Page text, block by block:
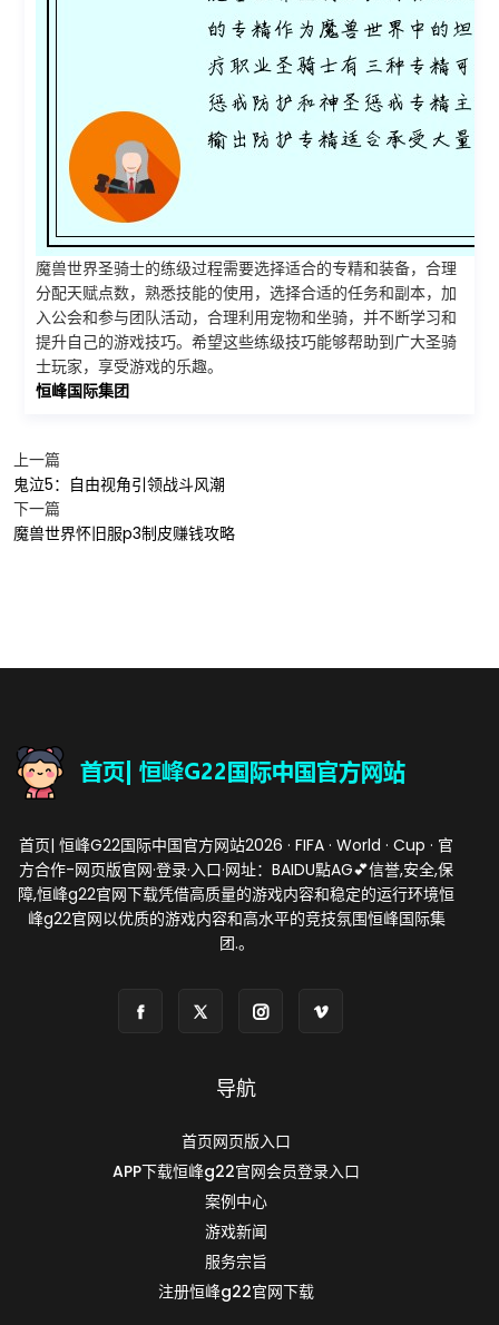
魔兽世界圣骑士的练级过程需要选择适合的专精和装备，合理
分配天赋点数，熟悉技能的使用，选择合适的任务和副本，加
入公会和参与团队活动，合理利用宠物和坐骑，并不断学习和
提升自己的游戏技巧。希望这些练级技巧能够帮助到广大圣骑
士玩家，享受游戏的乐趣。
恒峰国际集团
上一篇
鬼泣5：自由视角引领战斗风潮
下一篇
魔兽世界怀旧服p3制皮赚钱攻略
首页| 恒峰G22国际中国官方网站2026 · FIFA · World · Cup · 官
方合作-网页版官网·登录·入口·网址：BAIDU點AG💕信誉,安全,保
障,恒峰g22官网下载凭借高质量的游戏内容和稳定的运行环境恒
峰g22官网以优质的游戏内容和高水平的竞技氛围恒峰国际集
团.。
导航
首页网页版入口
APP下载恒峰g22官网会员登录入口
案例中心
游戏新闻
服务宗旨
注册恒峰g22官网下载